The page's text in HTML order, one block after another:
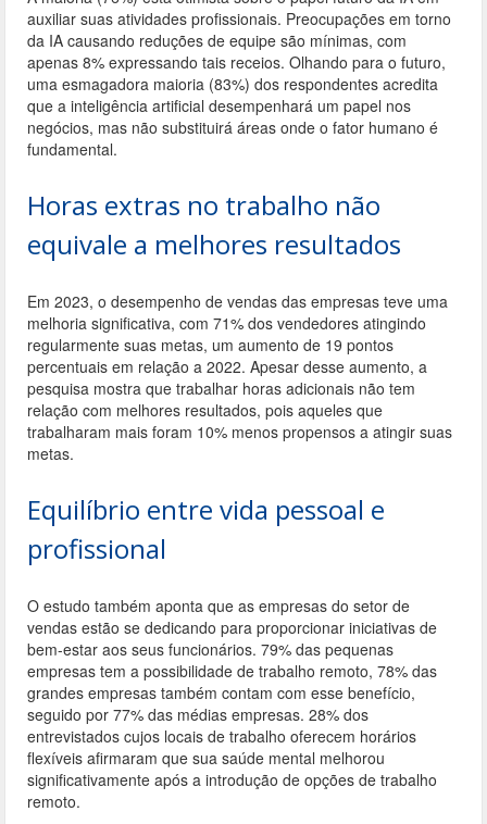
auxiliar suas atividades profissionais. Preocupações em torno
da IA causando reduções de equipe são mínimas, com
apenas 8% expressando tais receios. Olhando para o futuro,
uma esmagadora maioria (83%) dos respondentes acredita
que a inteligência artificial desempenhará um papel nos
negócios, mas não substituirá áreas onde o fator humano é
fundamental.
Horas extras no trabalho não
equivale a melhores resultados
Em 2023, o desempenho de vendas das empresas teve uma
melhoria significativa, com 71% dos vendedores atingindo
regularmente suas metas, um aumento de 19 pontos
percentuais em relação a 2022. Apesar desse aumento, a
pesquisa mostra que trabalhar horas adicionais não tem
relação com melhores resultados, pois aqueles que
trabalharam mais foram 10% menos propensos a atingir suas
metas.
Equilíbrio entre vida pessoal e
profissional
O estudo também aponta que as empresas do setor de
vendas estão se dedicando para proporcionar iniciativas de
bem-estar aos seus funcionários. 79% das pequenas
empresas tem a possibilidade de trabalho remoto, 78% das
grandes empresas também contam com esse benefício,
seguido por 77% das médias empresas. 28% dos
entrevistados cujos locais de trabalho oferecem horários
flexíveis afirmaram que sua saúde mental melhorou
significativamente após a introdução de opções de trabalho
remoto.